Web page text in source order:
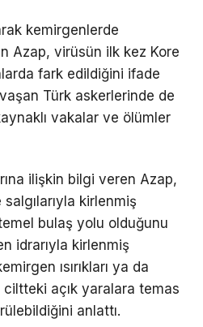
kemirgenlerde
Azap, virüsün ilk kez Kore
fark edildiğini ifade
Türk askerlerinde de
vakalar ve ölümler
ilişkin bilgi veren Azap,
kirlenmiş
bulaş yolu olduğunu
idrarıyla kirlenmiş
ısırıkları ya da
ciltteki açık yaralara temas
anlattı.